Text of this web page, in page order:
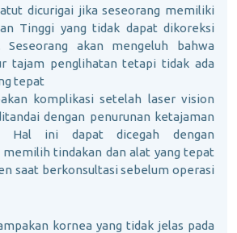
dicurigai jika seseorang memiliki
Tinggi yang tidak dapat dikoreksi
Seseorang akan mengeluh bahwa
tajam penglihatan tetapi tidak ada
tepat
komplikasi setelah laser vision
dengan penurunan ketajaman
Hal ini dapat dicegah dengan
tindakan dan alat yang tepat
saat berkonsultasi sebelum operasi
kornea yang tidak jelas pada